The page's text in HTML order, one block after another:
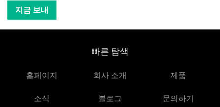
지금 보내
빠른 탐색
홈페이지 회사 소개 제품
소식 블로그 문의하기